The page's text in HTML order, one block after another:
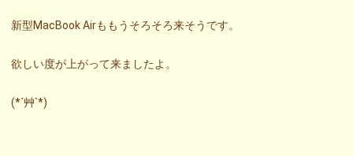
新型MacBook Airももうそろそろ来そうです。
欲しい度が上がって来ましたよ。
(*´艸`*)